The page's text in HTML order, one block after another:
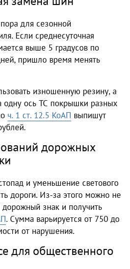
для сезонной
Если среднесуточная
выше 5 градусов по
пришло время менять
изношенную резину, а
одну ось ТС покрышки разных
ч. 1 ст. 12.5 КоАП выпишут
дорожных
и уменьшение светового
дороги. Из-за этого можно не
знак и получить
. Сумма варьируется от 750 до
от нарушения.
для общественного